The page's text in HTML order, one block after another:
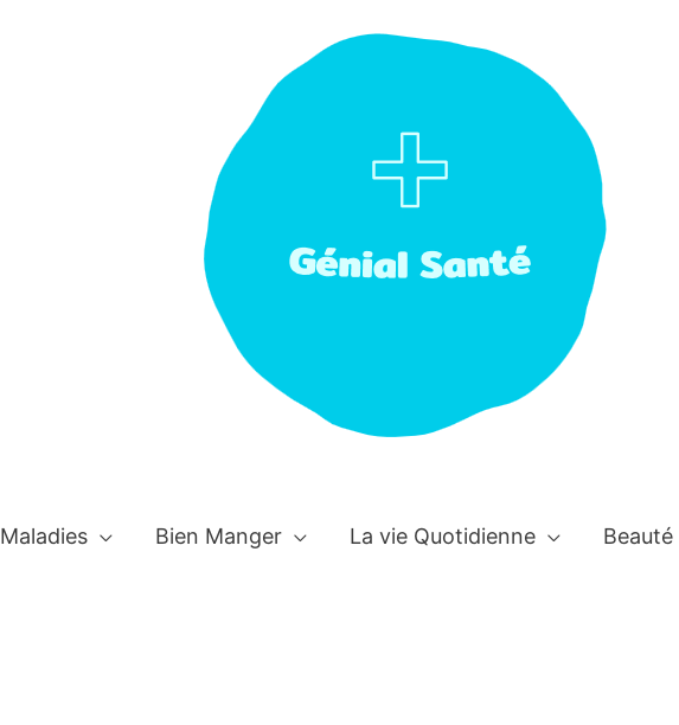
Maladies Bien Manger La vie Quotidienne Beauté